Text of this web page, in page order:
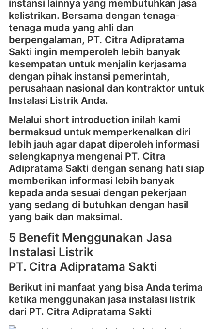
instansi lainnya yang membutuhkan jasa
kelistrikan. Bersama dengan tenaga-
tenaga muda yang ahli dan
berpengalaman, PT. Citra Adipratama
Sakti ingin memperoleh lebih banyak
kesempatan untuk menjalin kerjasama
dengan pihak instansi pemerintah,
perusahaan nasional dan kontraktor untuk
Instalasi Listrik Anda.
Melalui short introduction inilah kami
bermaksud untuk memperkenalkan diri
lebih jauh agar dapat diperoleh informasi
selengkapnya mengenai PT. Citra
Adipratama Sakti dengan senang hati siap
memberikan informasi lebih banyak
kepada anda sesuai dengan pekerjaan
yang sedang di butuhkan dengan hasil
yang baik dan maksimal.
5 Benefit Menggunakan Jasa
Instalasi Listrik
PT. Citra Adipratama Sakti
Berikut ini manfaat yang bisa Anda terima
ketika menggunakan jasa instalasi listrik
dari PT. Citra Adipratama Sakti